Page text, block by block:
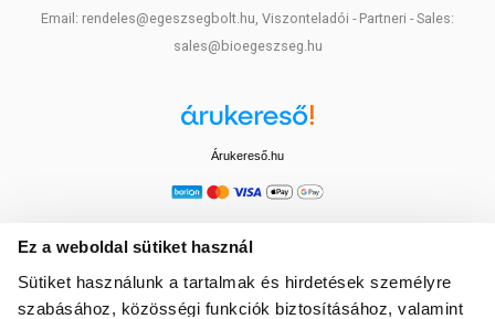
Ez a weboldal sütiket használ
Sütiket használunk a tartalmak és hirdetések személyre
szabásához, közösségi funkciók biztosításához, valamint
Email: rendeles@egeszsegbolt.hu, Viszonteladói - Partneri - Sales:
sales@bioegeszseg.hu
Árukereső.hu